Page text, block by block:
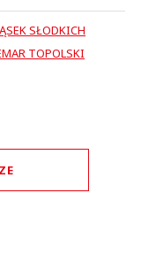
SŁODKICH
TOPOLSKI